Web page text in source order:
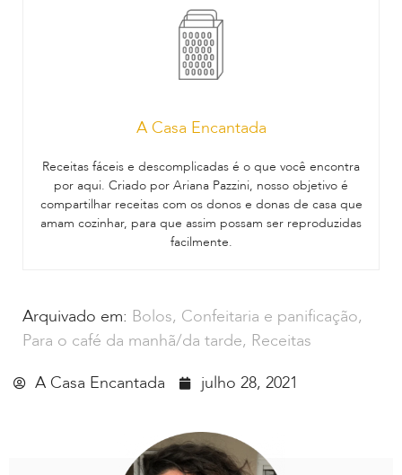
A Casa Encantada
Receitas fáceis e descomplicadas é o que você encontra
por aqui. Criado por Ariana Pazzini, nosso objetivo é
compartilhar receitas com os donos e donas de casa que
amam cozinhar, para que assim possam ser reproduzidas
facilmente.
Arquivado em: Bolos, Confeitaria e panificação,
Para o café da manhã/da tarde, Receitas
A Casa Encantada
julho 28, 2021